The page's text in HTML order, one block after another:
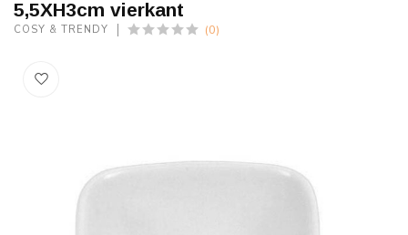
5,5XH3cm vierkant
COSY & TRENDY (0)